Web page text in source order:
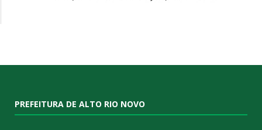
PREFEITURA DE ALTO RIO NOVO